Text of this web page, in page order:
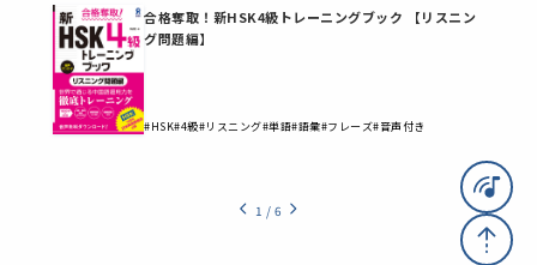
合格奪取！新HSK4級トレーニングブック 【リスニン
グ問題編】
#HSK#4級#リスニング#単語#語彙#フレーズ#音声付き
1 / 6